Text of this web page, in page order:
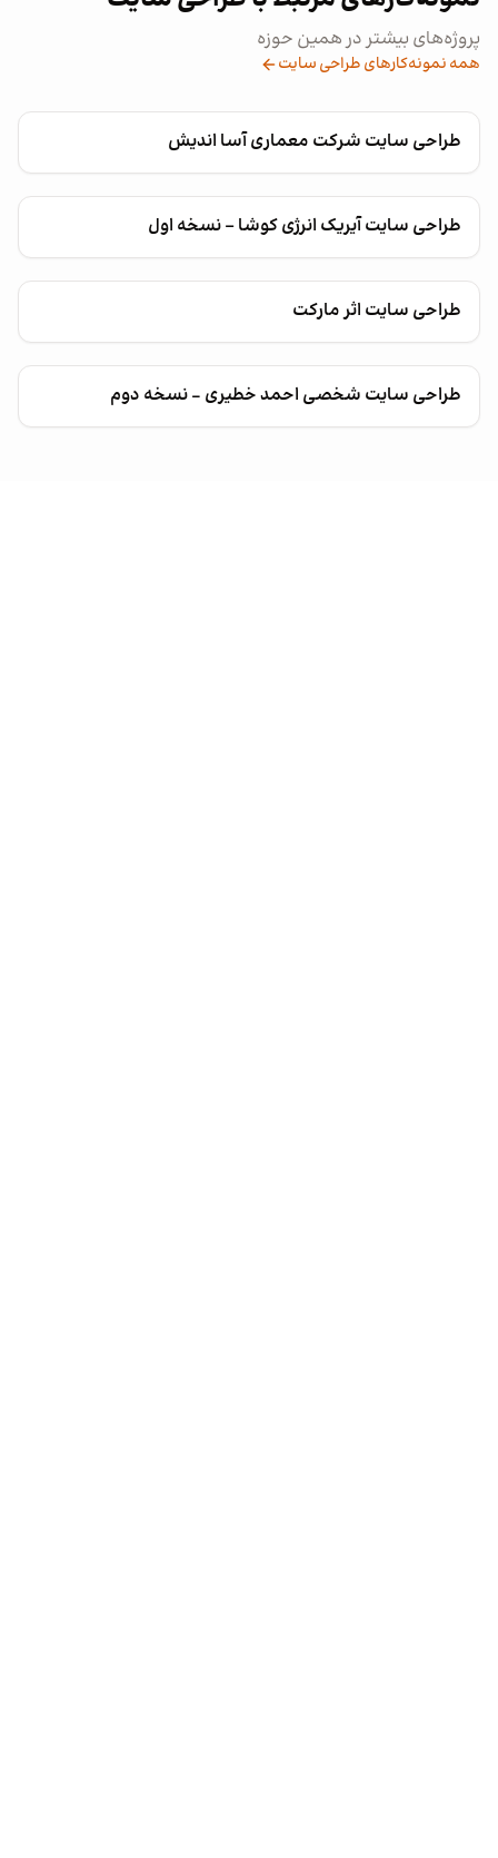
پروژه‌های بیشتر در همین حوزه
همه نمونه‌کارهای طراحی سایت
طراحی سایت شرکت معماری آسا اندیش
طراحی سایت آیریک انرژی کوشا - نسخه اول
طراحی سایت اثر مارکت
طراحی سایت شخصی احمد خطیری – نسخه دوم